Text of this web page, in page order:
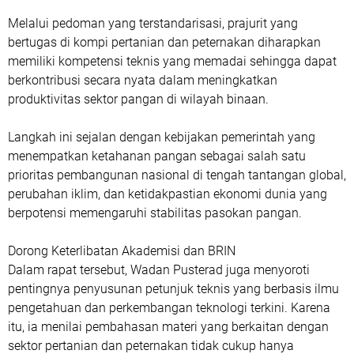
Melalui pedoman yang terstandarisasi, prajurit yang
bertugas di kompi pertanian dan peternakan diharapkan
memiliki kompetensi teknis yang memadai sehingga dapat
berkontribusi secara nyata dalam meningkatkan
produktivitas sektor pangan di wilayah binaan.
Langkah ini sejalan dengan kebijakan pemerintah yang
menempatkan ketahanan pangan sebagai salah satu
prioritas pembangunan nasional di tengah tantangan global,
perubahan iklim, dan ketidakpastian ekonomi dunia yang
berpotensi memengaruhi stabilitas pasokan pangan.
Dorong Keterlibatan Akademisi dan BRIN
‎Dalam rapat tersebut, Wadan Pusterad juga menyoroti
pentingnya penyusunan petunjuk teknis yang berbasis ilmu
pengetahuan dan perkembangan teknologi terkini. Karena
itu, ia menilai pembahasan materi yang berkaitan dengan
sektor pertanian dan peternakan tidak cukup hanya